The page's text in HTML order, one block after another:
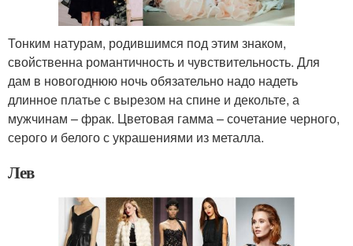
Тонким натурам, родившимся под этим знаком,
свойственна романтичность и чувствительность. Для
дам в новогоднюю ночь обязательно надо надеть
длинное платье с вырезом на спине и декольте, а
мужчинам – фрак. Цветовая гамма – сочетание черного,
серого и белого с украшениями из металла.
Лев